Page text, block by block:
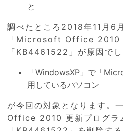
と
調べたところ2018年11月6
「Microsoft Office 2010
「KB4461522」が原因でし
「WindowsXP」で「
用しているパソコン
が今回の対象となります
Office 2010 更新プログラ